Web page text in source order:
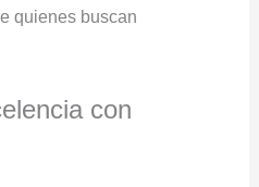
quienes buscan
con